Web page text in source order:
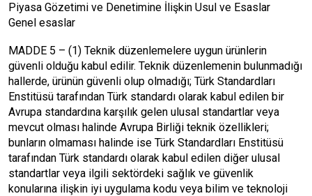
Piyasa Gözetimi ve Denetimine İlişkin Usul ve Esaslar
Genel esaslar
MADDE 5 – (1) Teknik düzenlemelere uygun ürünlerin
güvenli olduğu kabul edilir. Teknik düzenlemenin bulunmadığı
hallerde, ürünün güvenli olup olmadığı; Türk Standardları
Enstitüsü tarafından Türk standardı olarak kabul edilen bir
Avrupa standardına karşılık gelen ulusal standartlar veya
mevcut olması halinde Avrupa Birliği teknik özellikleri;
bunların olmaması halinde ise Türk Standardları Enstitüsü
tarafından Türk standardı olarak kabul edilen diğer ulusal
standartlar veya ilgili sektördeki sağlık ve güvenlik
konularına ilişkin iyi uygulama kodu veya bilim ve teknoloji